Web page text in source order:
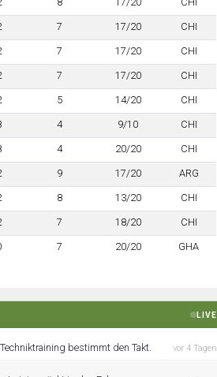
7 17/20 CHI
7 17/20 CHI
7 17/20 CHI
5 14/20 CHI
4 9/10 CHI
4 20/20 CHI
9 17/20 ARG
8 13/20 CHI
7 18/20 CHI
7 20/20 GHA
LIVE
bestimmt den Takt. vor 4 Tagen